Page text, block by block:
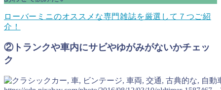
ローバーミニのオススメな専門雑誌を厳選して７つご紹
介！
②トランクや車内にサビやゆがみがないかチェッ
ク